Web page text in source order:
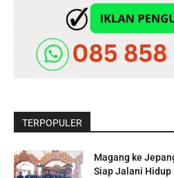
TERPOPULER
Magang ke
Siap Jalani Hidup